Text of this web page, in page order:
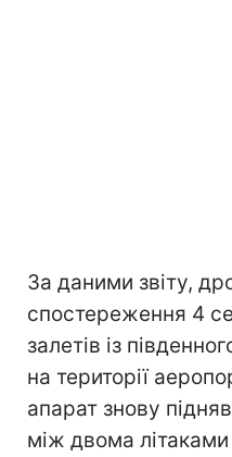
За даними звіту,
спостереження 4
залетів із
на території
апарат знову
між двома